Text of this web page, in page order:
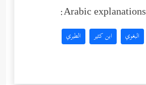
Arabic
البغوي ابن كثير الطبري